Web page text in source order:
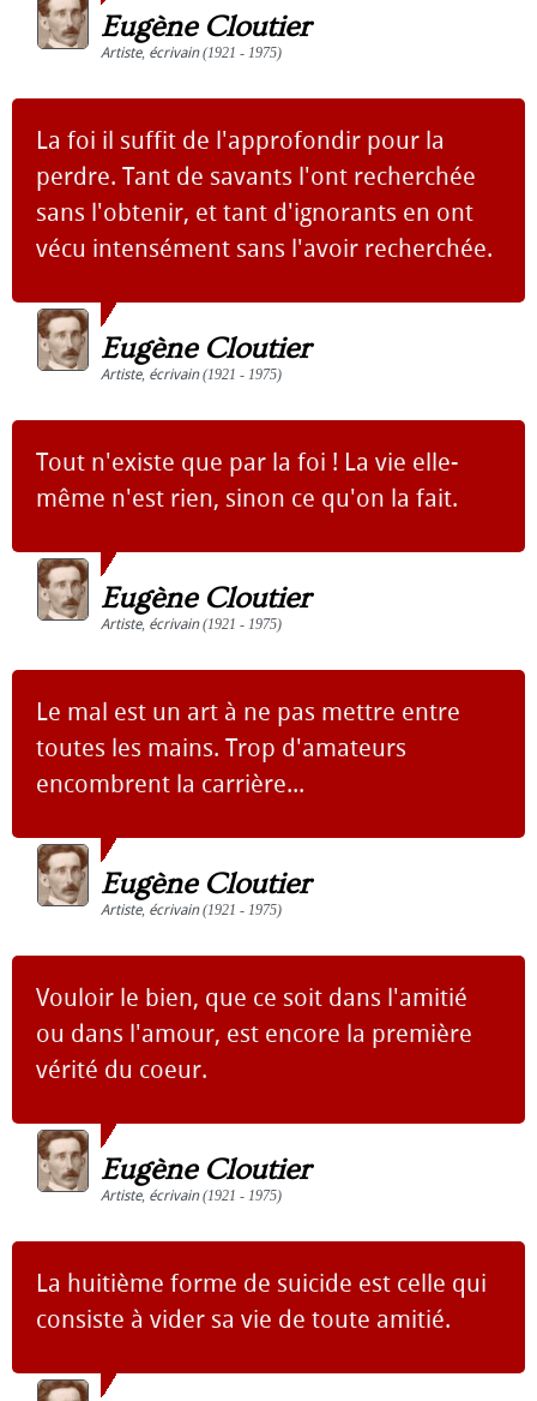
Eugène Cloutier
Artiste, écrivain(1921 - 1975)
La foi il suffit de l'approfondir pour la
perdre. Tant de savants l'ont recherchée
sans l'obtenir, et tant d'ignorants en ont
vécu intensément sans l'avoir recherchée.
Eugène Cloutier
Artiste, écrivain(1921 - 1975)
Tout n'existe que par la foi ! La vie elle-
même n'est rien, sinon ce qu'on la fait.
Eugène Cloutier
Artiste, écrivain(1921 - 1975)
Le mal est un art à ne pas mettre entre
toutes les mains. Trop d'amateurs
encombrent la carrière...
Eugène Cloutier
Artiste, écrivain(1921 - 1975)
Vouloir le bien, que ce soit dans l'amitié
ou dans l'amour, est encore la première
vérité du coeur.
Eugène Cloutier
Artiste, écrivain(1921 - 1975)
La huitième forme de suicide est celle qui
consiste à vider sa vie de toute amitié.